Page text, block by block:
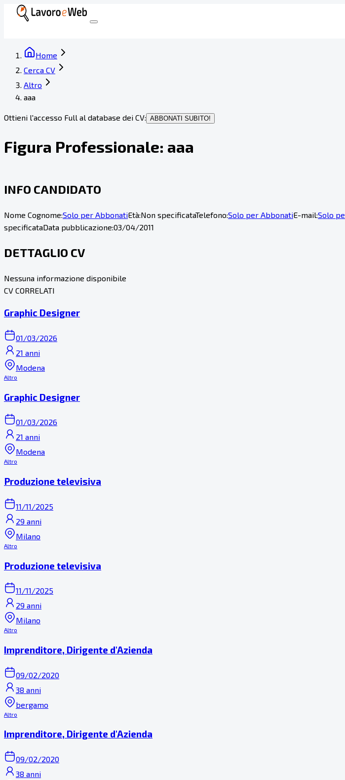
Home
Cerca CV
Altro
aaa
Ottieni l'accesso Full al database dei CV: ABBONATI SUBITO!
Figura Professionale: aaa
INFO CANDIDATO
Nome Cognome:Solo per AbbonatiEtà:Non specificataTelefono:Solo per AbbonatiE-mail:Solo
specificataData pubblicazione:03/04/2011
DETTAGLIO CV
Nessuna informazione disponibile
CV CORRELATI
Graphic Designer
01/03/2026
21 anni
Modena
Altro
Graphic Designer
01/03/2026
21 anni
Modena
Altro
Produzione televisiva
11/11/2025
29 anni
Milano
Altro
Produzione televisiva
11/11/2025
29 anni
Milano
Altro
Imprenditore, Dirigente d'Azienda
09/02/2020
38 anni
bergamo
Altro
Imprenditore, Dirigente d'Azienda
09/02/2020
38 anni